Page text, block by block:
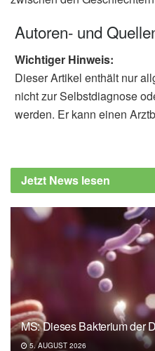
Autoren- und
Wichtiger Hinweis:
Dieser Artikel enthält nur
nicht zur Selbstdiagnose
werden. Er kann einen
Jetzt News lesen
MS: Dieses Bakterium der
5. AUGUST 2026